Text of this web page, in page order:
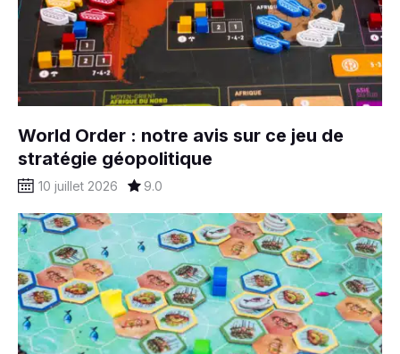
World Order : notre avis sur ce jeu de
stratégie géopolitique
10 juillet 2026 9.0